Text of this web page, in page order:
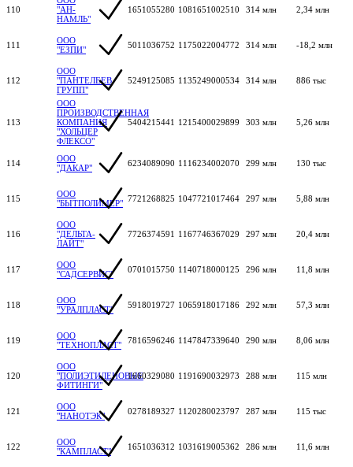
110
"АН-
НАМЛЬ"
1651055280 1081651002510 314 млн 2,34 млн
111
ООО
"ЕЗПИ"
5011036752 1175022004772 314 млн -18,2 млн
112
ООО
"ПАНТЕЛЕЕВ
ГРУПП"
5249125085 1135249000534 314 млн 886 тыс
113
ООО
ПРОИЗВОДСТВЕННАЯ
КОМПАНИЯ
"ХОЛЬЦЕР
ФЛЕКСО"
5404215441 1215400029899 303 млн 5,26 млн
114
ООО
"ДАКАР"
6234089090 1116234002070 299 млн 130 тыс
115
ООО
"БЫТПОЛИМЕР" 7721268825 1047721017464 297 млн 5,88 млн
116
ООО
"ДЕЛЬТА-
ЛАЙТ"
7726374591 1167746367029 297 млн 20,4 млн
117
ООО
"САДСЕРВИС"
0701015750 1140718000125 296 млн 11,8 млн
118
ООО
"УРАЛПЛАСТ"
5918019727 1065918017186 292 млн 57,3 млн
119
ООО
"ТЕХНОПЛАСТ"
7816596246 1147847339640 290 млн 8,06 млн
120
ООО
"ПОЛИЭТИЛЕНОВЫЕ
ФИТИНГИ"
1660329080 1191690032973 288 млн 115 млн
121
ООО
"НАНОТЭК"
0278189327 1120280023797 287 млн 115 тыс
122
ООО
"КАМПЛАСТ"
1651036312 1031619005362 286 млн 11,6 млн